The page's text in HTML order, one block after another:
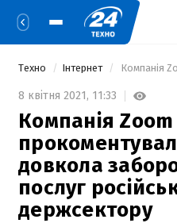
Техно Інтернет
8 квітня 2021, 11:33
Компанія Zoom
довкола
послуг
держсектору